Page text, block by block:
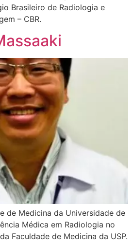
Brasileiro de Radiologia e
– CBR.
de Medicina da Universidade de
Médica em Radiologia no
Faculdade de Medicina da USP.